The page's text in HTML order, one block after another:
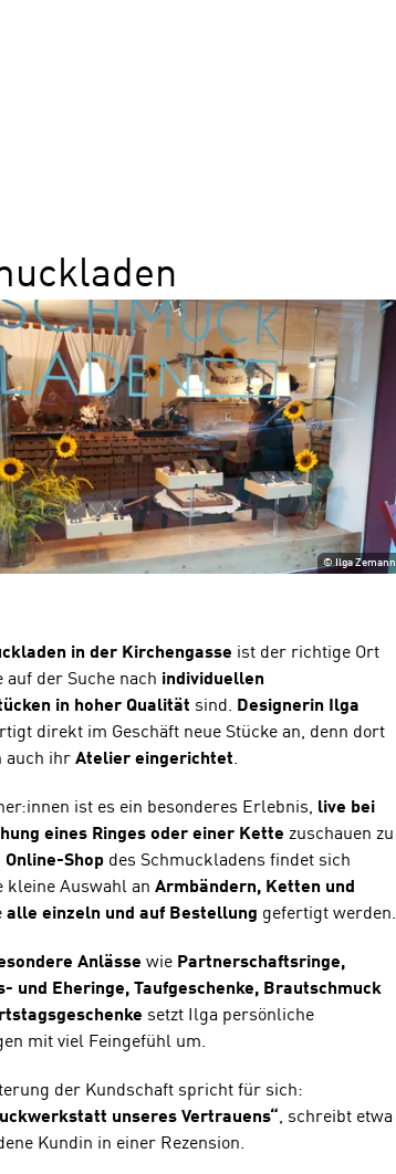
©Ilga Zemann
in der Kirchengasse ist der richtige Ort
auf der Suche nach individuellen
in hoher Qualität sind. Designerin Ilga
direkt im Geschäft neue Stücke an, denn dort
auch ihr Atelier eingerichtet.
ist es ein besonderes Erlebnis, live bei
eines Ringes oder einer Kette zuschauen zu
Online-Shop des Schmuckladens findet sich
kleine Auswahl an Armbändern, Ketten und
alle einzeln und auf Bestellung gefertigt werden.
Anlässe wie Partnerschaftsringe,
und Eheringe, Taufgeschenke, Brautschmuck
setzt Ilga persönliche
mit viel Feingefühl um.
der Kundschaft spricht für sich:
unseres Vertrauens“, schreibt etwa
Kundin in einer Rezension.